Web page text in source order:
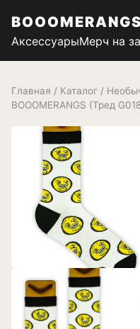
BOOOMERANGS
АксессуарыМерч на
Главная / Каталог /
BOOOMERANGS (Тред